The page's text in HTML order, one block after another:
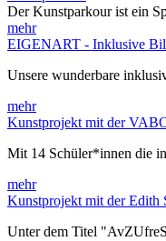
Der Kunstparkour ist ein
mehr
EIGENART - Inklusive
Unsere wunderbare
mehr
Kunstprojekt mit der
Mit 14 Schüler*innen die
mehr
Kunstprojekt mit der Edith
Unter dem Titel